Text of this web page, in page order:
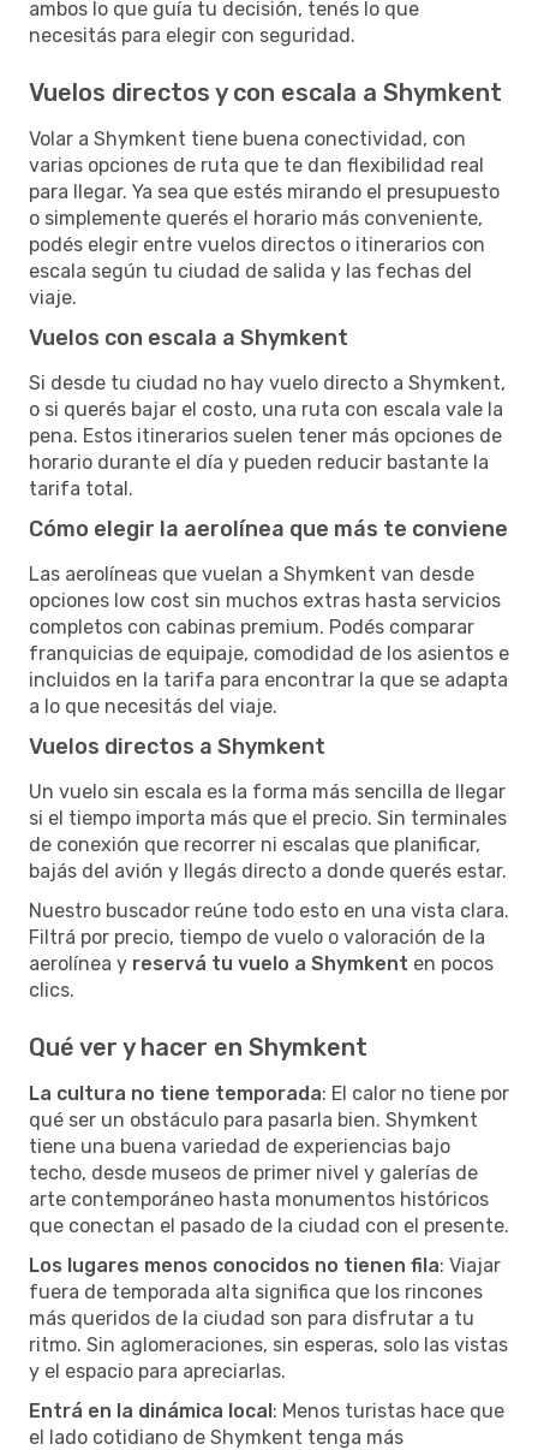
ambos lo que guía tu decisión, tenés lo que
necesitás para elegir con seguridad.
Vuelos directos y con escala a Shymkent
Volar a Shymkent tiene buena conectividad, con
varias opciones de ruta que te dan flexibilidad real
para llegar. Ya sea que estés mirando el presupuesto
o simplemente querés el horario más conveniente,
podés elegir entre vuelos directos o itinerarios con
escala según tu ciudad de salida y las fechas del
viaje.
Vuelos con escala a Shymkent
Si desde tu ciudad no hay vuelo directo a Shymkent,
o si querés bajar el costo, una ruta con escala vale la
pena. Estos itinerarios suelen tener más opciones de
horario durante el día y pueden reducir bastante la
tarifa total.
Cómo elegir la aerolínea que más te conviene
Las aerolíneas que vuelan a Shymkent van desde
opciones low cost sin muchos extras hasta servicios
completos con cabinas premium. Podés comparar
franquicias de equipaje, comodidad de los asientos e
incluidos en la tarifa para encontrar la que se adapta
a lo que necesitás del viaje.
Vuelos directos a Shymkent
Un vuelo sin escala es la forma más sencilla de llegar
si el tiempo importa más que el precio. Sin terminales
de conexión que recorrer ni escalas que planificar,
bajás del avión y llegás directo a donde querés estar.
Nuestro buscador reúne todo esto en una vista clara.
Filtrá por precio, tiempo de vuelo o valoración de la
aerolínea y reservá tu vuelo a Shymkent en pocos
clics.
Qué ver y hacer en Shymkent
La cultura no tiene temporada: El calor no tiene por
qué ser un obstáculo para pasarla bien. Shymkent
tiene una buena variedad de experiencias bajo
techo, desde museos de primer nivel y galerías de
arte contemporáneo hasta monumentos históricos
que conectan el pasado de la ciudad con el presente.
Los lugares menos conocidos no tienen fila: Viajar
fuera de temporada alta significa que los rincones
más queridos de la ciudad son para disfrutar a tu
ritmo. Sin aglomeraciones, sin esperas, solo las vistas
y el espacio para apreciarlas.
Entrá en la dinámica local: Menos turistas hace que
el lado cotidiano de Shymkent tenga más